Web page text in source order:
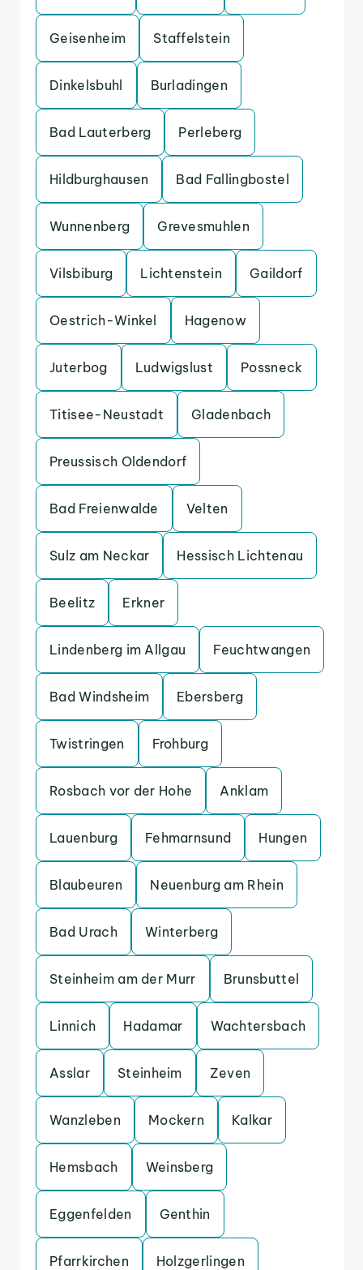
Geisenheim Staffelstein
Dinkelsbuhl Burladingen
Bad Lauterberg Perleberg
Hildburghausen Bad Fallingbostel
Wunnenberg Grevesmuhlen
Vilsbiburg Lichtenstein Gaildorf
Oestrich-Winkel Hagenow
Juterbog Ludwigslust Possneck
Titisee-Neustadt Gladenbach
Preussisch Oldendorf
Bad Freienwalde Velten
Sulz am Neckar Hessisch Lichtenau
Beelitz Erkner
Lindenberg im Allgau Feuchtwangen
Bad Windsheim Ebersberg
Twistringen Frohburg
Rosbach vor der Hohe Anklam
Lauenburg Fehmarnsund Hungen
Blaubeuren Neuenburg am Rhein
Bad Urach Winterberg
Steinheim am der Murr Brunsbuttel
Linnich Hadamar Wachtersbach
Asslar Steinheim Zeven
Wanzleben Mockern Kalkar
Hemsbach Weinsberg
Eggenfelden Genthin
Pfarrkirchen Holzgerlingen